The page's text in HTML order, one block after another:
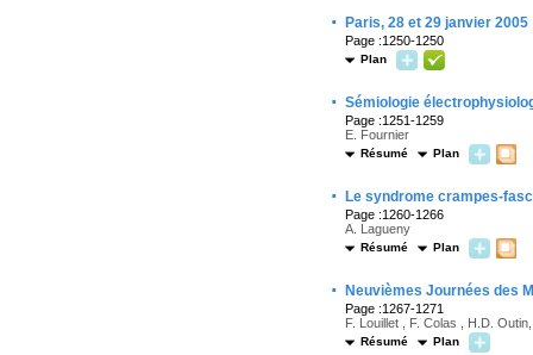
· Paris, 28 et 29 janvier 2005
Page :1250-1250
Plan
· Sémiologie
Page :1251-1259
E. Fournier
Résumé Plan
· Le syndrome crampes-
Page :1260-1266
A. Lagueny
Résumé Plan
· Neuvièmes Journées des
Page :1267-1271
F. Louillet , F. Colas , H.D.
Résumé Plan